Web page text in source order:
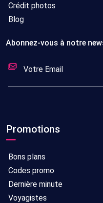
Crédit photos
Blog
Abonnez-vous à notre
Promotions
Bons plans
Codes promo
Dernière minute
Voyagistes